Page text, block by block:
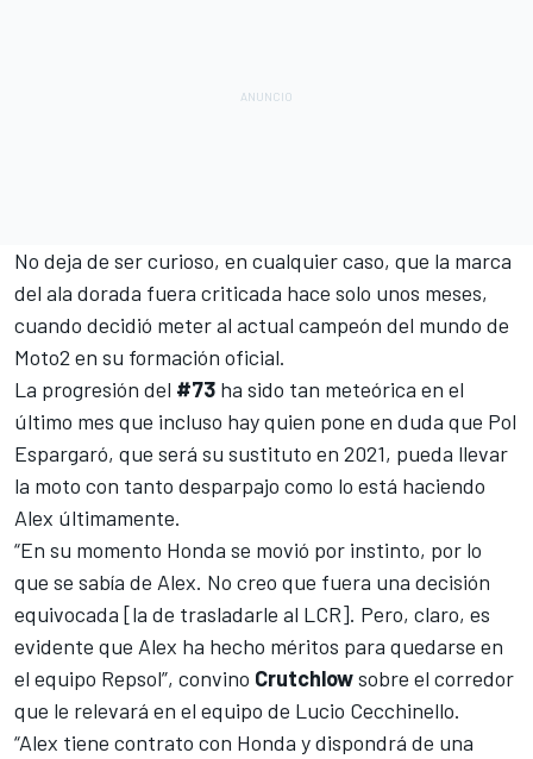
No deja de ser curioso, en cualquier caso, que la marca
del ala dorada fuera criticada hace solo unos meses,
cuando decidió meter al actual campeón del mundo de
Moto2 en su formación oficial.
La progresión del #73 ha sido tan meteórica en el
último mes que incluso hay quien pone en duda que Pol
Espargaró, que será su sustituto en 2021, pueda llevar
la moto con tanto desparpajo como lo está haciendo
Alex últimamente.
“En su momento Honda se movió por instinto, por lo
que se sabía de Alex. No creo que fuera una decisión
equivocada [la de trasladarle al LCR]. Pero, claro, es
evidente que Alex ha hecho méritos para quedarse en
el equipo Repsol”, convino Crutchlowsobre el corredor
que le relevará en el equipo de Lucio Cecchinello.
“Alex tiene contrato con Honda y dispondrá de una